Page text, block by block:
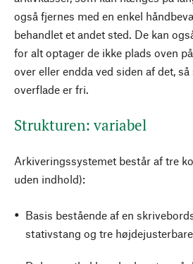
også fjernes med en enkel
behandlet et andet sted. De kan
for alt optager de ikke plads oven
over eller endda ved siden af det,
overflade er fri.
Strukturen: variabel
Arkiveringssystemet består af tre
uden indhold):
Basis bestående af en
stativstang og tre